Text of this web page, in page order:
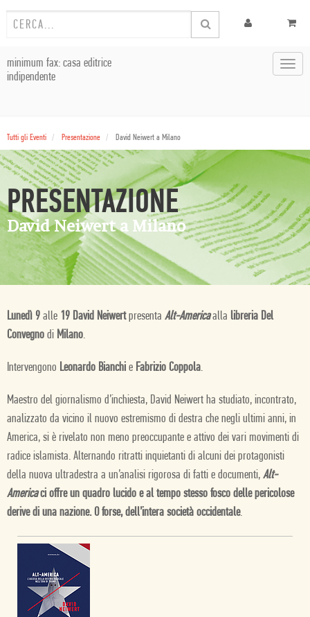
minimum fax: casa editrice
indipendente
Tutti gli Eventi Presentazione David Neiwert a Milano
PRESENTAZIONE
David Neiwert a Milano
Lunedì 9 alle 19 David Neiwertpresenta Alt-Americaalla libreria Del
Convegno di Milano.
Intervengono Leonardo Bianchi e Fabrizio Coppola.
Maestro del giornalismo d’inchiesta, David Neiwert ha studiato, incontrato,
analizzato da vicino il nuovo estremismo di destra che negli ultimi anni, in
America, si è rivelato non meno preoccupante e attivo dei vari movimenti di
radice islamista. Alternando ritratti inquietanti di alcuni dei protagonisti
della nuova ultradestra a un’analisi rigorosa di fatti e documenti, Alt-
Americaci offre un quadro lucido e al tempo stesso fosco delle pericolose
derive di una nazione. O forse, dell’intera società occidentale.